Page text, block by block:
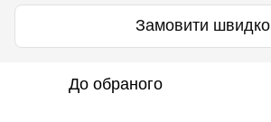
Замовити швидко
До обраного